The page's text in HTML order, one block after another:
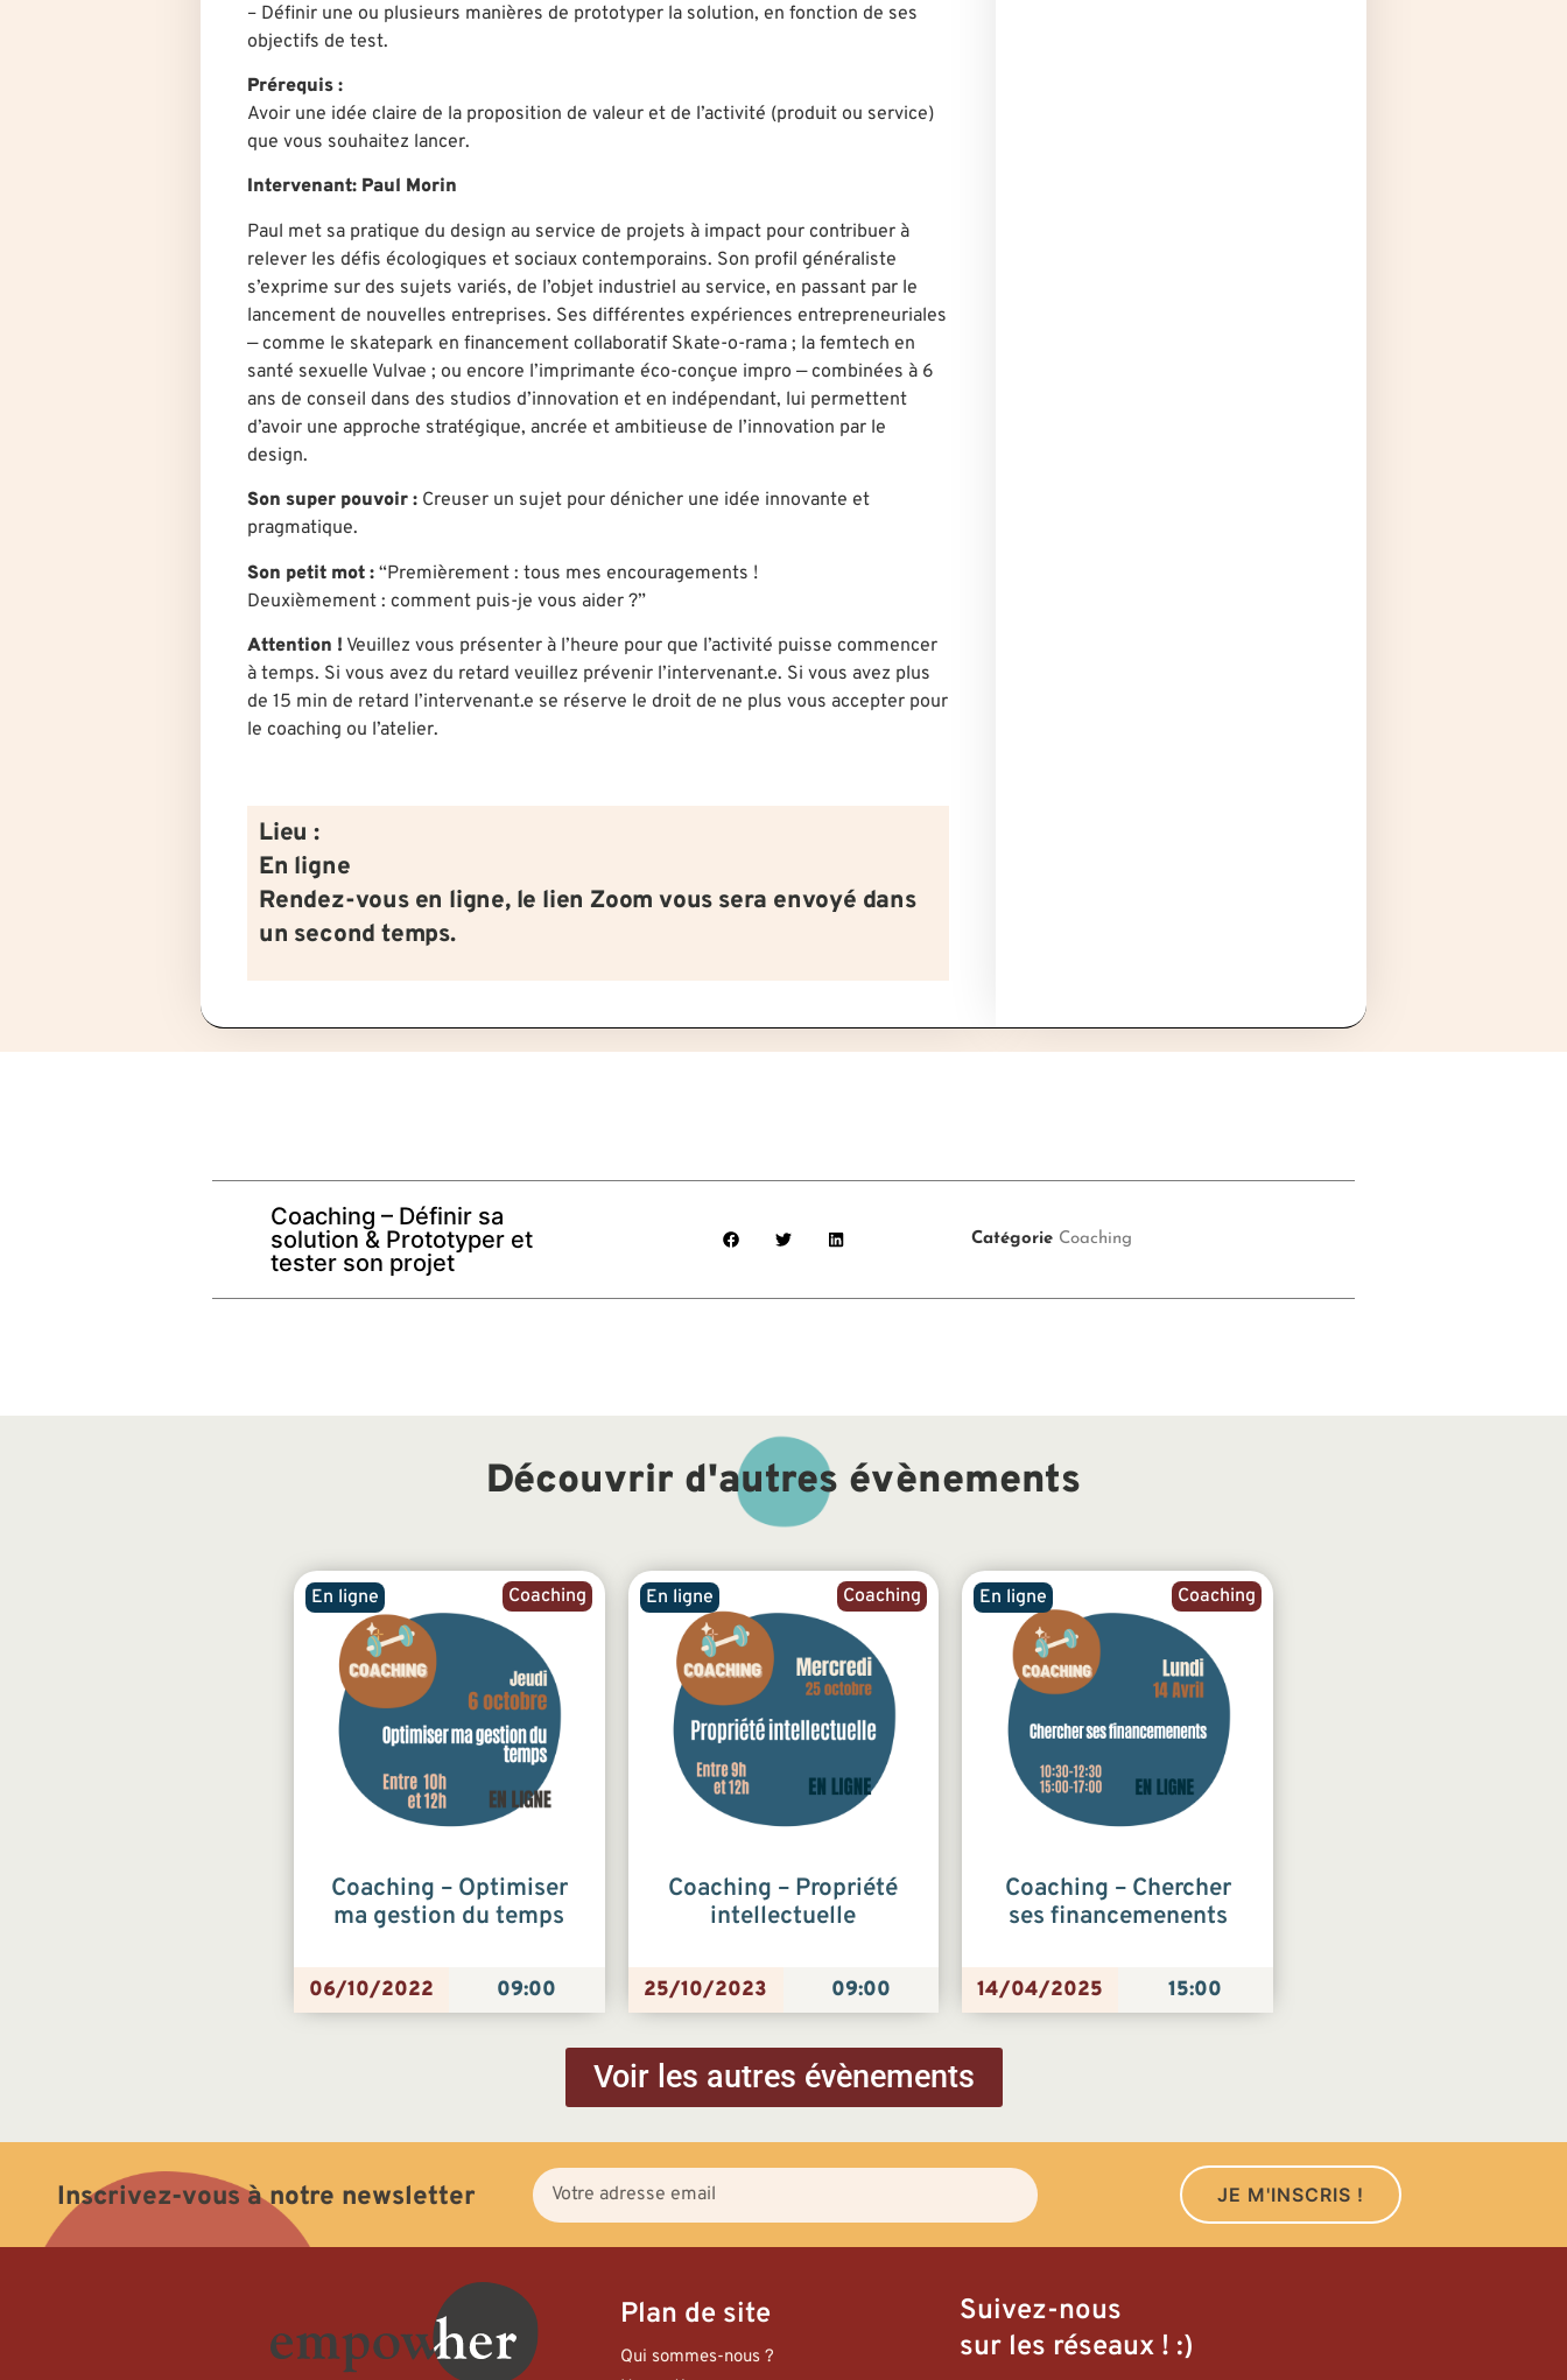
– Définir une ou plusieurs manières de prototyper la solution, en fonction de ses
objectifs de test.
Prérequis :
Avoir une idée claire de la proposition de valeur et de l’activité (produit ou service)
que vous souhaitez lancer.
Intervenant: Paul Morin
Paul met sa pratique du design au service de projets à impact pour contribuer à
relever les défis écologiques et sociaux contemporains. Son profil généraliste
s’exprime sur des sujets variés, de l’objet industriel au service, en passant par le
lancement de nouvelles entreprises. Ses différentes expériences entrepreneuriales
— comme le skatepark en financement collaboratif Skate-o-rama ; la femtech en
santé sexuelle Vulvae ; ou encore l’imprimante éco-conçue impro — combinées à 6
ans de conseil dans des studios d’innovation et en indépendant, lui permettent
d’avoir une approche stratégique, ancrée et ambitieuse de l’innovation par le
design.
Son super pouvoir : Creuser un sujet pour dénicher une idée innovante et
pragmatique.
Son petit mot : “Premièrement : tous mes encouragements !
Deuxièmement : comment puis-je vous aider ?”
Attention ! Veuillez vous présenter à l’heure pour que l’activité puisse commencer
à temps. Si vous avez du retard veuillez prévenir l’intervenant.e. Si vous avez plus
de 15 min de retard l’intervenant.e se réserve le droit de ne plus vous accepter pour
le coaching ou l’atelier.
Lieu :
En ligne
Rendez-vous en ligne, le lien Zoom vous sera envoyé dans
un second temps.
Coaching – Définir sa
solution & Prototyper et
tester son projet
Catégorie Coaching
Découvrir d'autres évènements
Coaching
En ligne
Coaching – Optimiser
ma gestion du temps
06/10/2022 09:00
Coaching
En ligne
Coaching – Propriété
intellectuelle
25/10/2023 09:00
Coaching
En ligne
Coaching – Chercher
ses financemenents
14/04/2025 15:00
Voir les autres évènements
Inscrivez-vous à notre newsletter JE M'INSCRIS !
Plan de site
Qui sommes-nous ?
Suivez-nous
sur les réseaux ! :)